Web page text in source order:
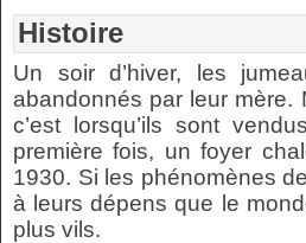
Histoire
Un soir d’hiver, les
abandonnés par leur mère.
c’est lorsqu’ils sont
première fois, un foyer
1930. Si les phénomènes
à leurs dépens que le
plus vils.